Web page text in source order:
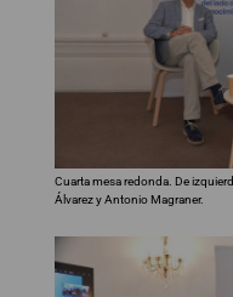
Cuarta mesa redonda. De
Álvarez y Antonio Magraner.